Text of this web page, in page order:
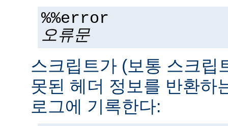
%%error
오류문
스크립트가 (보통 스크립
못된 헤더 정보를 반환하
로그에 기록한다: